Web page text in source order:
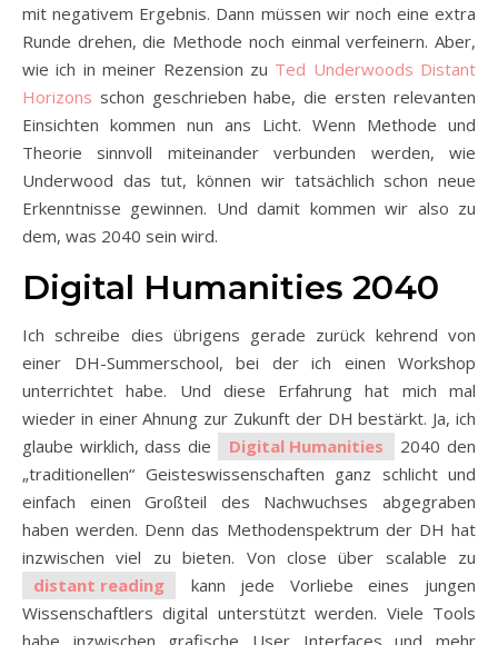
mit negativem Ergebnis. Dann müssen wir noch eine extra
Runde drehen, die Methode noch einmal verfeinern. Aber,
wie ich in meiner Rezension zu Ted Underwoods Distant
Horizons schon geschrieben habe, die ersten relevanten
Einsichten kommen nun ans Licht. Wenn Methode und
Theorie sinnvoll miteinander verbunden werden, wie
Underwood das tut, können wir tatsächlich schon neue
Erkenntnisse gewinnen. Und damit kommen wir also zu
dem, was 2040 sein wird.
Digital Humanities 2040
Ich schreibe dies übrigens gerade zurück kehrend von
einer DH-Summerschool, bei der ich einen Workshop
unterrichtet habe. Und diese Erfahrung hat mich mal
wieder in einer Ahnung zur Zukunft der DH bestärkt. Ja, ich
glaube wirklich, dass die
Digital Humanities
2040 den
„traditionellen“ Geisteswissenschaften ganz schlicht und
einfach einen Großteil des Nachwuchses abgegraben
haben werden. Denn das Methodenspektrum der DH hat
inzwischen viel zu bieten. Von close über scalable zu
distant reading
kann jede Vorliebe eines jungen
Wissenschaftlers digital unterstützt werden. Viele Tools
habe inzwischen grafische User Interfaces und mehr